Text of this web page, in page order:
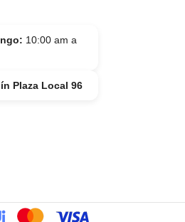
10:00 am a
Plaza Local 96